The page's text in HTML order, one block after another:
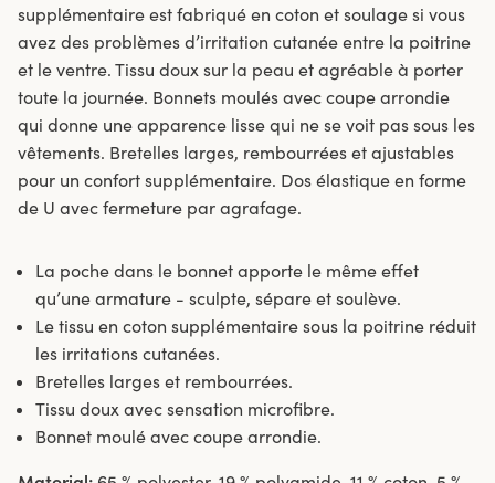
supplémentaire est fabriqué en coton et soulage si vous
avez des problèmes d’irritation cutanée entre la poitrine
et le ventre. Tissu doux sur la peau et agréable à porter
toute la journée. Bonnets moulés avec coupe arrondie
qui donne une apparence lisse qui ne se voit pas sous les
vêtements. Bretelles larges, rembourrées et ajustables
pour un confort supplémentaire. Dos élastique en forme
de U avec fermeture par agrafage.
La poche dans le bonnet apporte le même effet
qu’une armature - sculpte, sépare et soulève.
Le tissu en coton supplémentaire sous la poitrine réduit
les irritations cutanées.
Bretelles larges et rembourrées.
Tissu doux avec sensation microfibre.
Bonnet moulé avec coupe arrondie.